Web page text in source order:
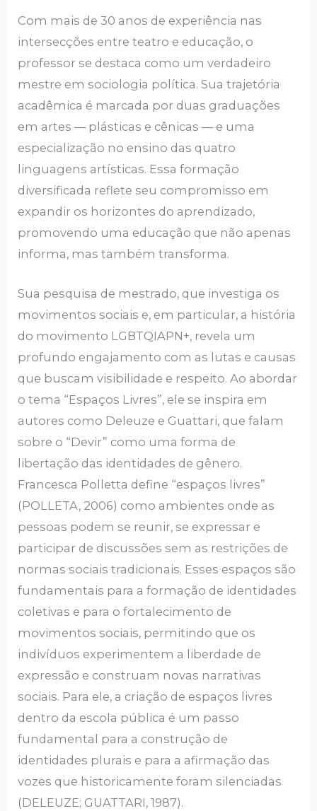
Com mais de 30 anos de experiência nas
intersecções entre teatro e educação, o
professor se destaca como um verdadeiro
mestre em sociologia política. Sua trajetória
acadêmica é marcada por duas graduações
em artes — plásticas e cênicas — e uma
especialização no ensino das quatro
linguagens artísticas. Essa formação
diversificada reflete seu compromisso em
expandir os horizontes do aprendizado,
promovendo uma educação que não apenas
informa, mas também transforma.
Sua pesquisa de mestrado, que investiga os
movimentos sociais e, em particular, a história
do movimento LGBTQIAPN+, revela um
profundo engajamento com as lutas e causas
que buscam visibilidade e respeito. Ao abordar
o tema “Espaços Livres”, ele se inspira em
autores como Deleuze e Guattari, que falam
sobre o “Devir” como uma forma de
libertação das identidades de gênero.
Francesca Polletta define “espaços livres”
(POLLETA, 2006) como ambientes onde as
pessoas podem se reunir, se expressar e
participar de discussões sem as restrições de
normas sociais tradicionais. Esses espaços são
fundamentais para a formação de identidades
coletivas e para o fortalecimento de
movimentos sociais, permitindo que os
indivíduos experimentem a liberdade de
expressão e construam novas narrativas
sociais. Para ele, a criação de espaços livres
dentro da escola pública é um passo
fundamental para a construção de
identidades plurais e para a afirmação das
vozes que historicamente foram silenciadas
(DELEUZE; GUATTARI, 1987).